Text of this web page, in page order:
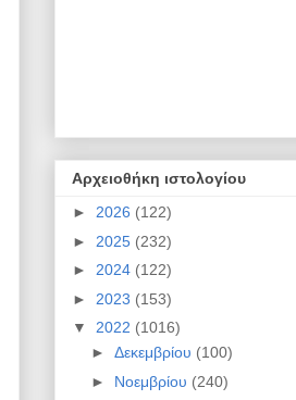
Αρχειοθήκη ιστολογίου
► 2026 (122)
► 2025 (232)
► 2024 (122)
► 2023 (153)
▼ 2022 (1016)
► Δεκεμβρίου (100)
► Νοεμβρίου (240)